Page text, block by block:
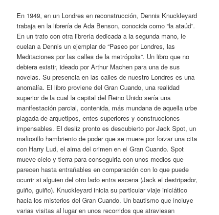
En 1949, en un Londres en reconstrucción, Dennis Knuckleyard
trabaja en la librería de Ada Benson, conocida como “la ataúd”.
En un trato con otra librería dedicada a la segunda mano, le
cuelan a Dennis un ejemplar de “Paseo por Londres, las
Meditaciones por las calles de la metrópolis”. Un libro que no
debiera existir, ideado por Arthur Machen para una de sus
novelas. Su presencia en las calles de nuestro Londres es una
anomalía. El libro proviene del Gran Cuando, una realidad
superior de la cual la capital del Reino Unido sería una
manifestación parcial, contenida, más mundana de aquella urbe
plagada de arquetipos, entes superiores y construcciones
impensables. El desliz pronto es descubierto por Jack Spot, un
mafiosillo hambriento de poder que se muere por forzar una cita
con Harry Lud, el alma del crimen en el Gran Cuando. Spot
mueve cielo y tierra para conseguirla con unos medios que
parecen hasta entrañables en comparación con lo que puede
ocurrir si alguien del otro lado entra escena (Jack el destripador,
guiño, guiño). Knuckleyard inicia su particular viaje iniciático
hacia los misterios del Gran Cuando. Un bautismo que incluye
varias visitas al lugar en unos recorridos que atraviesan